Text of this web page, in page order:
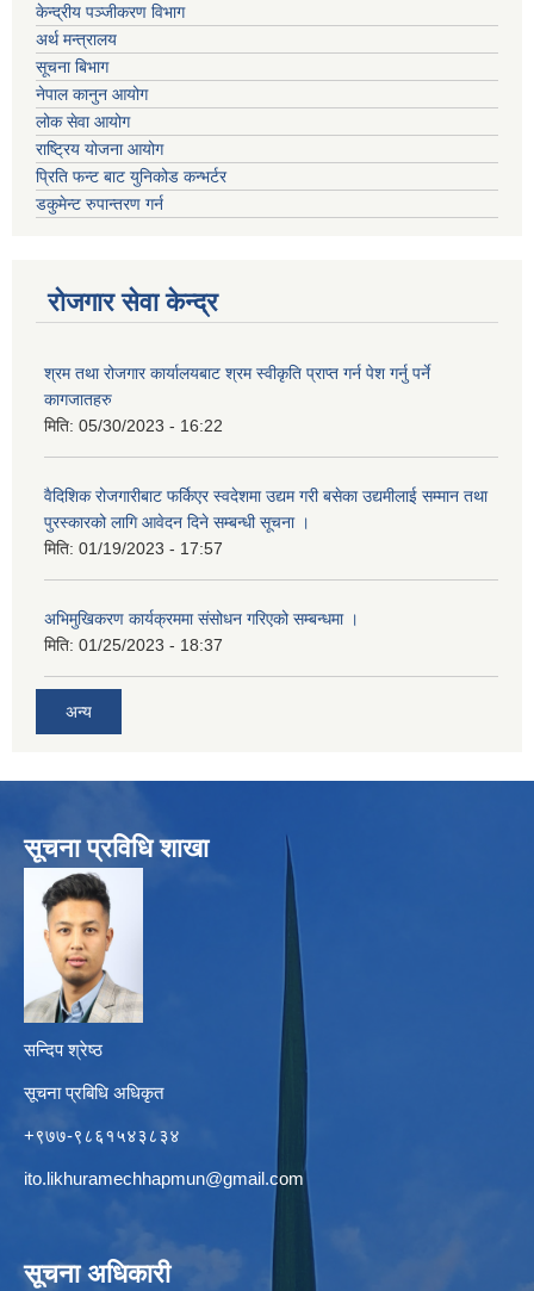
केन्द्रीय पञ्जीकरण विभाग
अर्थ मन्त्रालय
सूचना बिभाग
नेपाल कानुन आयोग
लोक सेवा आयोग
राष्ट्रिय योजना आयोग
प्रिति फन्ट बाट युनिकोड कन्भर्टर
डकुमेन्ट रुपान्तरण गर्न
रोजगार सेवा केन्द्र
श्रम तथा रोजगार कार्यालयबाट श्रम स्वीकृति प्राप्त गर्न पेश गर्नु पर्ने
कागजातहरु
मिति: 05/30/2023 - 16:22
वैदिशिक रोजगारीबाट फर्किएर स्वदेशमा उद्यम गरी बसेका उद्यमीलाई सम्मान तथा
पुरस्कारको लागि आवेदन दिने सम्बन्धी सूचना ।
मिति: 01/19/2023 - 17:57
अभिमुखिकरण कार्यक्रममा संसोधन गरिएको सम्बन्धमा ।
मिति: 01/25/2023 - 18:37
अन्य
सूचना प्रविधि शाखा
सन्दिप श्रेष्ठ
सूचना प्रबिधि अधिकृत
+९७७-९८६१५४३८३४
ito.likhuramechhapmun@gmail.com
सूचना अधिकारी